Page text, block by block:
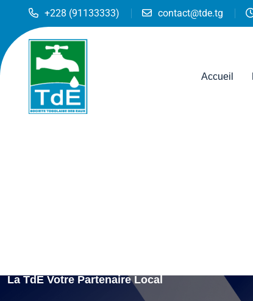
+228 (91133333) contact@tde.tg
Accueil
La TdE Votre Partenaire Local